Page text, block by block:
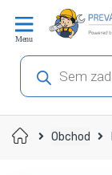
navigáciu
obsah
Products
search
Domov Obchod